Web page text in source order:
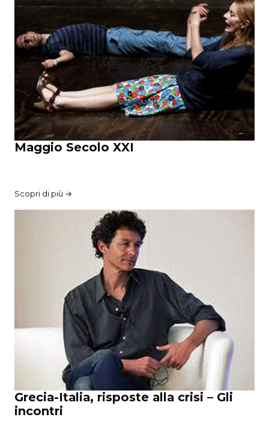
Maggio Secolo XXI
Scopri di più →
Grecia-Italia, risposte alla crisi – Gli
incontri